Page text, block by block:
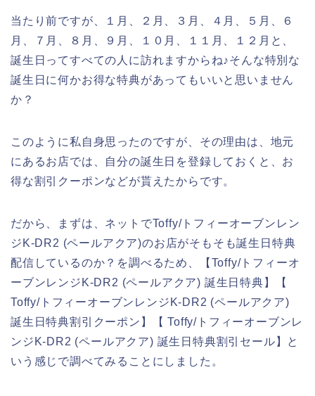
当たり前ですが、１月、２月、３月、４月、５月、６
月、７月、８月、９月、１０月、１１月、１２月と、
誕生日ってすべての人に訪れますからね♪そんな特別な
誕生日に何かお得な特典があってもいいと思いません
か？
このように私自身思ったのですが、その理由は、地元
にあるお店では、自分の誕生日を登録しておくと、お
得な割引クーポンなどが貰えたからです。
だから、まずは、ネットでToffy/トフィーオーブンレン
ジK-DR2 (ペールアクア)のお店がそもそも誕生日特典
配信しているのか？を調べるため、【Toffy/トフィーオ
ーブンレンジK-DR2 (ペールアクア) 誕生日特典】【
Toffy/トフィーオーブンレンジK-DR2 (ペールアクア)
誕生日特典割引クーポン】【 Toffy/トフィーオーブンレ
ンジK-DR2 (ペールアクア) 誕生日特典割引セール】と
いう感じで調べてみることにしました。